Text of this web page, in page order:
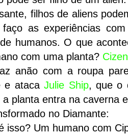
filhos de aliens
faço as experiências
humanos. O que
com uma planta?
anão com a roupa
e atacaJulie Ship, que o
a planta entra na caverna
no Diamante:
isso? Um humano com